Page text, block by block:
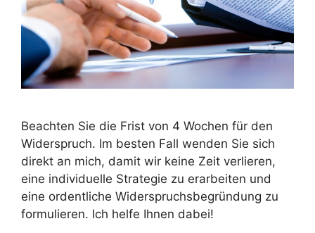
Beachten Sie die Frist von 4 Wochen für den
Widerspruch. Im besten Fall wenden Sie sich
direkt an mich, damit wir keine Zeit verlieren,
eine individuelle Strategie zu erarbeiten und
eine ordentliche Widerspruchsbegründung zu
formulieren. Ich helfe Ihnen dabei!